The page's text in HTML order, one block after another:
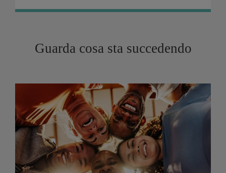
Guarda cosa sta succedendo